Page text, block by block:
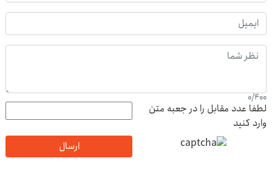
0/400
لطفا عدد مقابل را در جعبه متن
وارد کنید
ارسال